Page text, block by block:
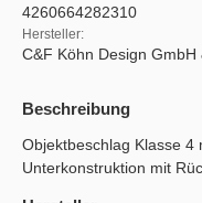
4260664282310
Hersteller:
C&F Köhn Design GmbH
Beschreibung
Objektbeschlag Klasse 4
Unterkonstruktion mit